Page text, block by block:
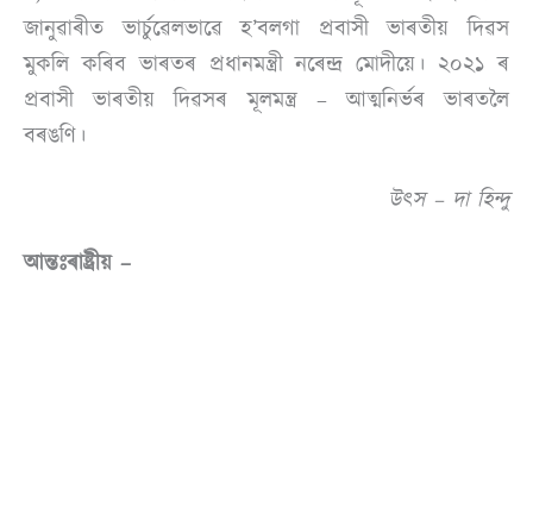
জানুৱাৰীত ভাৰ্চুৱেলভাৱে হ’বলগা প্ৰবাসী ভাৰতীয় দিৱস
মুকলি কৰিব ভাৰতৰ প্ৰধানমন্ত্ৰী নৰেন্দ্ৰ মোদীয়ে। ২০২১ ৰ
প্ৰবাসী ভাৰতীয় দিৱসৰ মূলমন্ত্ৰ – আত্মনির্ভৰ ভাৰতলৈ
বৰঙণি।
উৎস – দা হিন্দু
আন্তঃৰাষ্ট্ৰীয় –